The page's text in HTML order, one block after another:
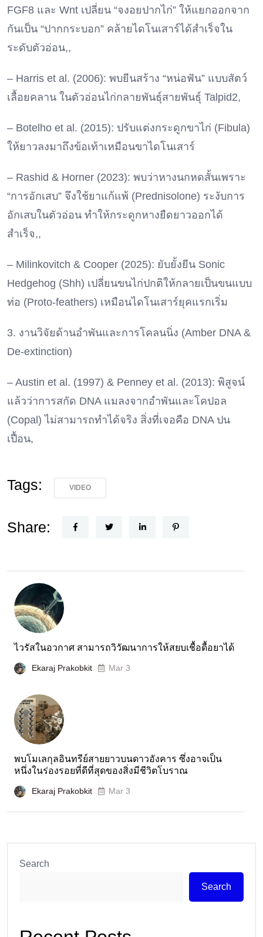
FGF8 และ Wnt เปลี่ยน “จงอยปากไก่” ให้แยกออกจาก
กันเป็น “ปากกระบอก” คล้ายไดโนเสาร์ได้สำเร็จใน
ระดับตัวอ่อน,,
– Harris et al. (2006): พบยีนสร้าง “หน่อฟัน” แบบสัตว์
เลื้อยคลาน ในตัวอ่อนไก่กลายพันธุ์สายพันธุ์ Talpid2,
– Botelho et al. (2015): ปรับแต่งกระดูกขาไก่ (Fibula)
ให้ยาวลงมาถึงข้อเท้าเหมือนขาไดโนเสาร์
– Rashid & Horner (2023): พบว่าหางนกหดสั้นเพราะ
“การอักเสบ” จึงใช้ยาแก้แพ้ (Prednisolone) ระงับการ
อักเสบในตัวอ่อน ทำให้กระดูกหางยืดยาวออกได้
สำเร็จ,,
– Milinkovitch & Cooper (2025): ยับยั้งยีน Sonic
Hedgehog (Shh) เปลี่ยนขนไก่ปกติให้กลายเป็นขนแบบ
ท่อ (Proto-feathers) เหมือนไดโนเสาร์ยุคแรกเริ่ม
3. งานวิจัยด้านอำพันและการโคลนนิ่ง (Amber DNA &
De-extinction)
– Austin et al. (1997) & Penney et al. (2013): พิสูจน์
แล้วว่าการสกัด DNA แมลงจากอำพันและโคปอล
(Copal) ไม่สามารถทำได้จริง สิ่งที่เจอคือ DNA ปน
เปื้อน,
Tags: VIDEO
Share:
ไวรัสในอวกาศ สามารถวิวัฒนาการให้สยบเชื้อดื้อยาได้
Ekaraj Prakobkit Mar 3
พบโมเลกุลอินทรีย์สายยาวบนดาวอังคาร ซึ่งอาจเป็น
หนึ่งในร่องรอยที่ดีที่สุดของสิ่งมีชีวิตโบราณ
Ekaraj Prakobkit Mar 3
Search
Search